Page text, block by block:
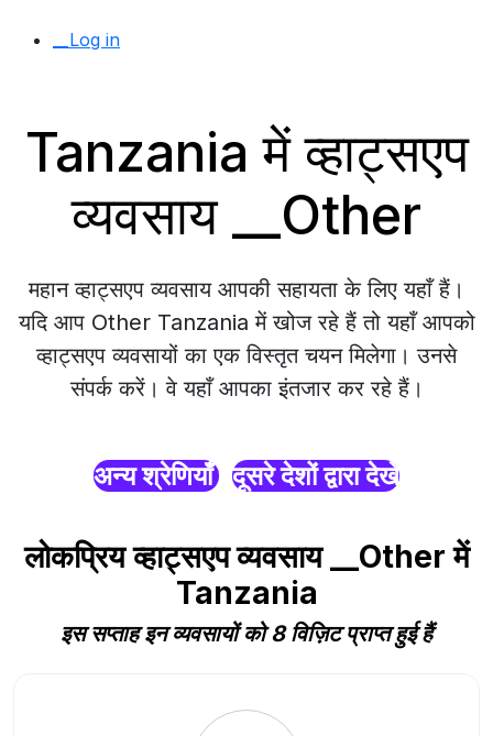
__Log in
Tanzania में व्हाट्सएप
व्यवसाय __Other
महान व्हाट्सएप व्यवसाय आपकी सहायता के लिए यहाँ हैं।
यदि आप Other Tanzania में खोज रहे हैं तो यहाँ आपको
व्हाट्सएप व्यवसायों का एक विस्तृत चयन मिलेगा। उनसे
संपर्क करें। वे यहाँ आपका इंतजार कर रहे हैं।
अन्य श्रेणियाँ दूसरे देशों द्वारा देखें
लोकप्रिय व्हाट्सएप व्यवसाय __Other में
Tanzania
इस सप्ताह इन व्यवसायों को 8 विज़िट प्राप्त हुई हैं